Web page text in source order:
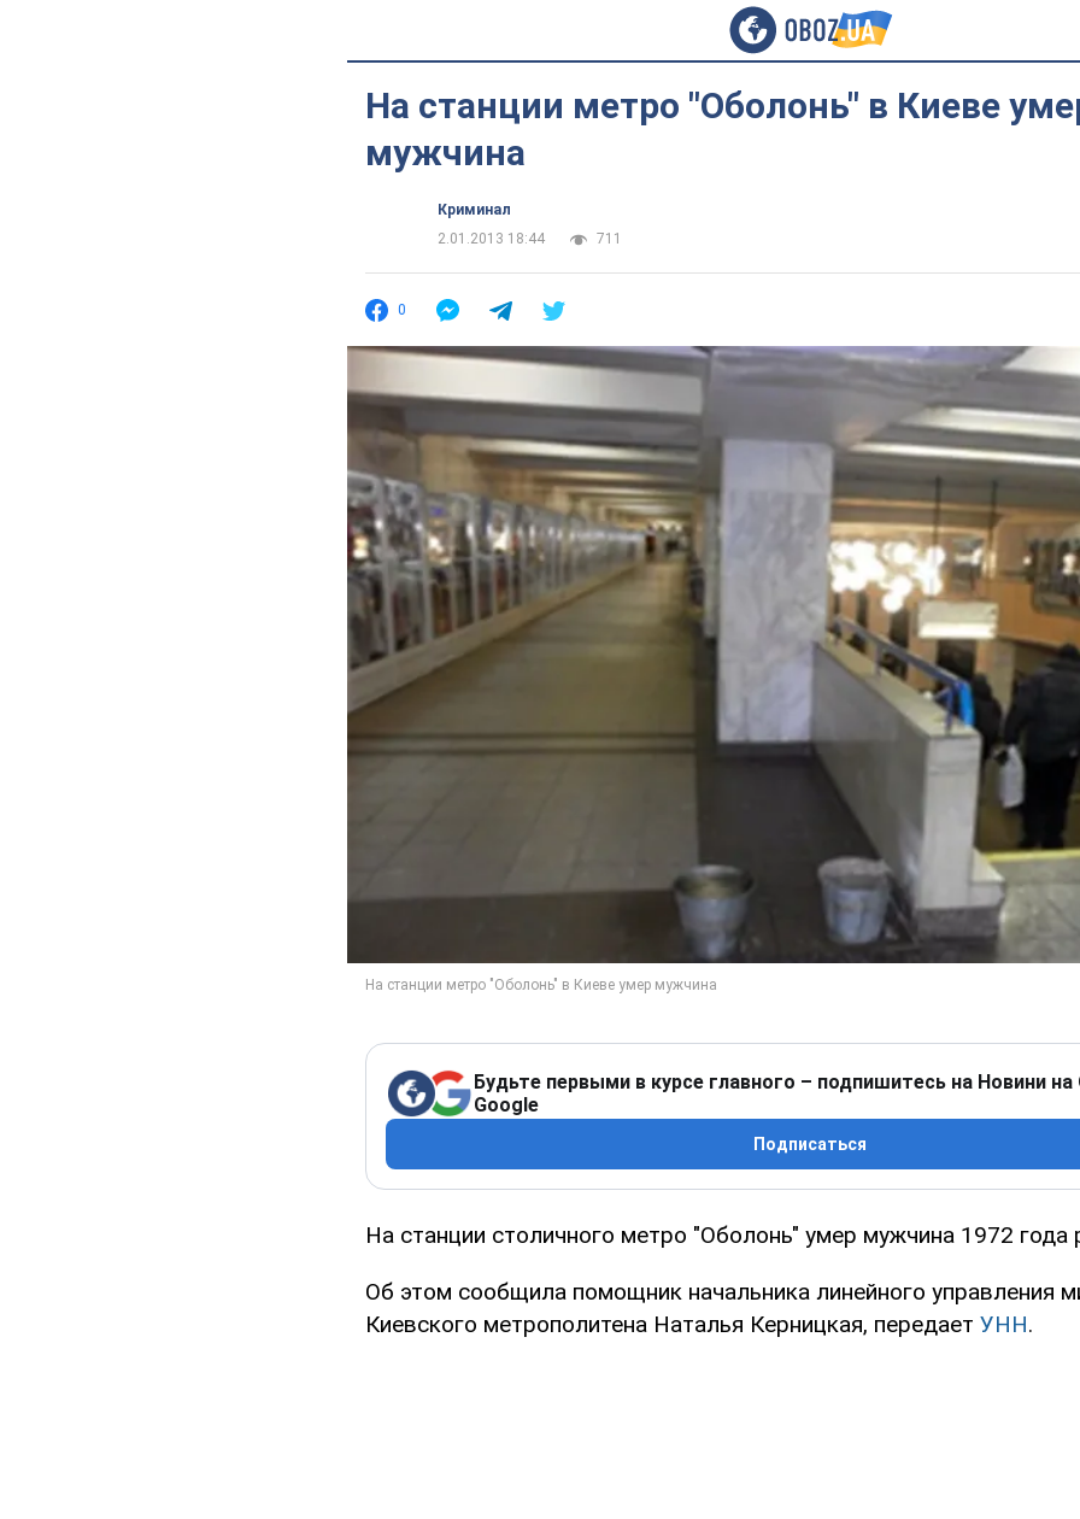
На станции метро "Оболонь" в Киеве
мужчина
Криминал
2.01.2013 18:44
711
0
Будьте первыми в курсе главного – подпишитесь на Новини на
Google
Подписаться
На станции столичного метро "Оболонь" умер мужчина 1972 года
Об этом сообщила помощник начальника линейного управления
Киевского метрополитена Наталья Керницкая, передает УНН.